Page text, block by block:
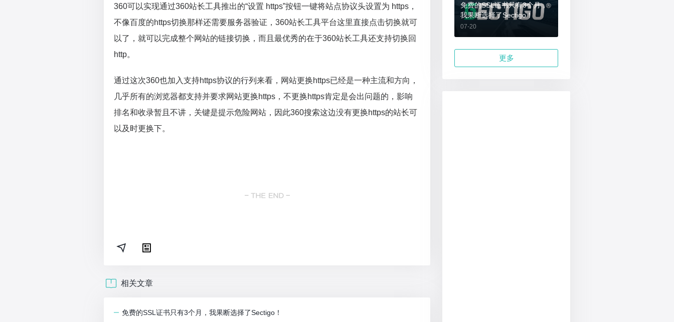
360可以实现通过360站长工具推出的“设置 https”按钮一键将站点协议头设置为 https，
不像百度的https切换那样还需要服务器验证，360站长工具平台这里直接点击切换就可
以了，就可以完成整个网站的链接切换，而且最优秀的在于360站长工具还支持切换回
http。
通过这次360也加入支持https协议的行列来看，网站更换https已经是一种主流和方向，
几乎所有的浏览器都支持并要求网站更换https，不更换https肯定是会出问题的，影响
排名和收录暂且不讲，关键是提示危险网站，因此360搜索这边没有更换https的站长可
以及时更换下。
相关文章
免费的SSL证书只有3个月，我果断选择了Sectigo！
免费的SSL证书只有3个月，
我果断选择了Sectigo！
07-20
更多